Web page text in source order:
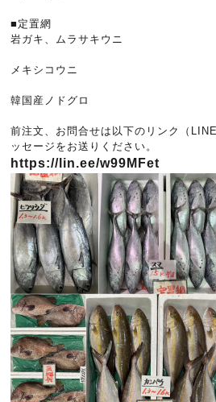
■定置網
岩ガキ、ムラサキウニ
メキシコウニ
韓国産ノドグロ
前注文、お問合せは以下のリンク（
ッセージをお送りください。
https://lin.ee/w99MFet